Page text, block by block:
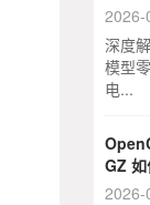
2026-
深度
模型
电...
GZ
2026-